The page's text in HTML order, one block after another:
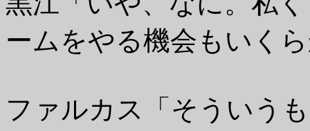
ームをやる機会もいく
ファルカス「そういう